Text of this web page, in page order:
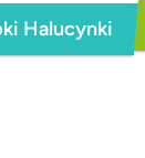
Halucynki